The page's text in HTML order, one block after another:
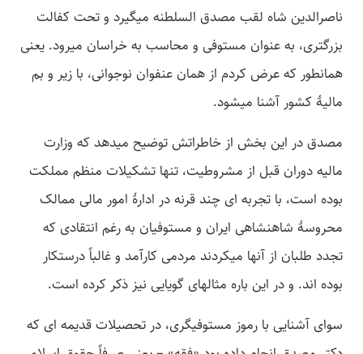
ناصرالدین شاه لقب مصدق السلطنه می­گیرد و تحت کفالت
بزرگتری، به عنوان مستوفی و محاسب به خراسان می­رود. یعنی
همانطور که عرض کردم از همان عنفوان نوجوانی، با زیر و بم
مالیۀ کشور آشنا می­شود.
مصدق در این بخش از خاطراتش توضیح می­دهد که وزارت
مالیه دوران قبل از مشروطیت، تنها تشکیلات منظم مملکت
بوده است، با تجربه­ ای چند قرنه در ادارۀ امور مالی ممالک
محروسۀ شاهنشاهی ایران و مستوفیان به رغم انتقادی که
تجدد طلبان از آنها می­کردند مردمی کارآمد و غالباً درستکار
بوده­ اند. و در این باره مثال­های گویایی نیز ذکر کرده است.
سوای آشنایی با رموز مستوفیگری، در تحصیلات قدیمه­ ای که